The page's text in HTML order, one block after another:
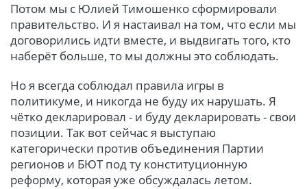
Потом мы с Юлией Тимошенко сформировали
правительство. И я настаивал на том, что если мы
договорились идти вместе, и выдвигать того, кто
наберёт больше, то мы должны это соблюдать.
Но я всегда соблюдал правила игры в
политикуме, и никогда не буду их нарушать. Я
чётко декларировал - и буду декларировать - свои
позиции. Так вот сейчас я выступаю
категорически против объединения Партии
регионов и БЮТ под ту конституционную
реформу, которая уже обсуждалась летом.